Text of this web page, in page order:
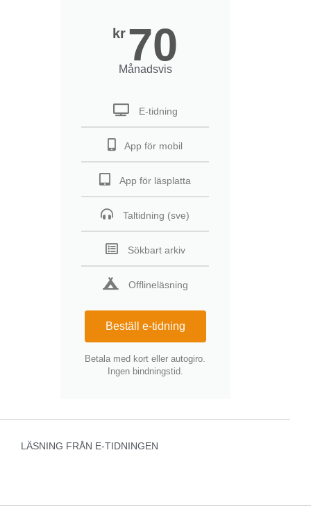
kr 70
Månadsvis
E-tidning
App för mobil
App för läsplatta
Taltidning (sve)
Sökbart arkiv
Offlineläsning
Beställ e-tidning
Betala med kort eller autogiro.
Ingen bindningstid.
LÄSNING FRÅN E-TIDNINGEN